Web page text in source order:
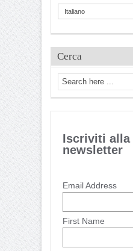
Italiano
Cerca
Iscriviti alla
newsletter
Email Address
First Name